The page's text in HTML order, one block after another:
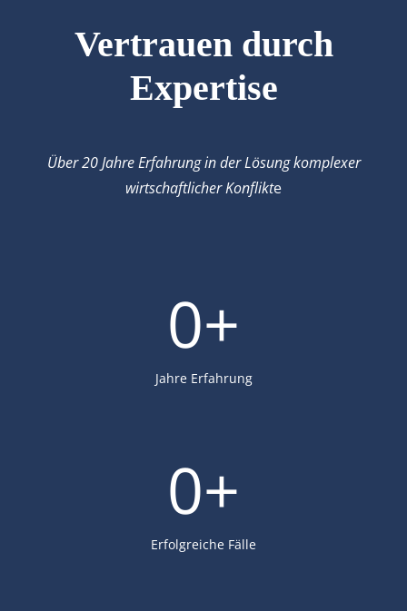
Vertrauen durch
Expertise
Über 20 Jahre Erfahrung in der Lösung komplexer
wirtschaftlicher Konflikte
0+
Jahre Erfahrung
0+
Erfolgreiche Fälle